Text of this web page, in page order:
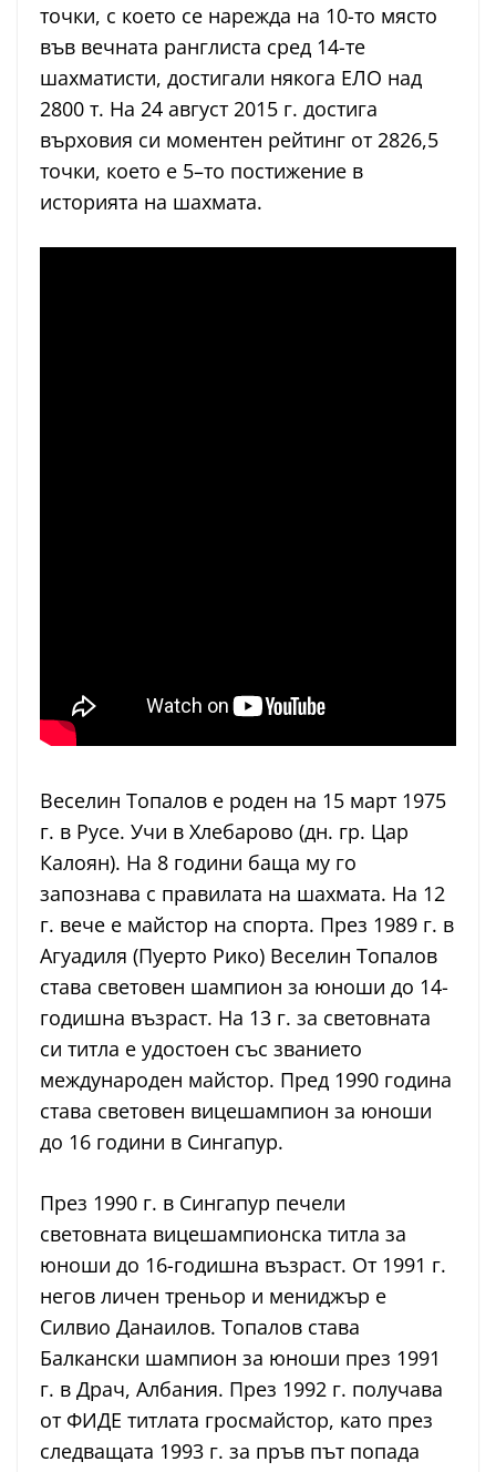
точки, с което се нарежда на 10-то място
във вечната ранглиста сред 14-те
шахматисти, достигали някога ЕЛО над
2800 т. На 24 август 2015 г. достига
върховия си моментен рейтинг от 2826,5
точки, което е 5–то постижение в
историята на шахмата.
Веселин Топалов е роден на 15 март 1975
г. в Русе. Учи в Хлебарово (дн. гр. Цар
Калоян). На 8 години баща му го
запознава с правилата на шахмата. На 12
г. вече е майстор на спорта. През 1989 г. в
Агуадиля (Пуерто Рико) Веселин Топалов
става световен шампион за юноши до 14-
годишна възраст. На 13 г. за световната
си титла е удостоен със званието
международен майстор. Пред 1990 година
става световен вицешампион за юноши
до 16 години в Сингапур.
През 1990 г. в Сингапур печели
световната вицешампионска титла за
юноши до 16-годишна възраст. От 1991 г.
негов личен треньор и мениджър е
Силвио Данаилов. Топалов става
Балкански шампион за юноши през 1991
г. в Драч, Албания. През 1992 г. получава
от ФИДЕ титлата гросмайстор, като през
следващата 1993 г. за пръв път попада